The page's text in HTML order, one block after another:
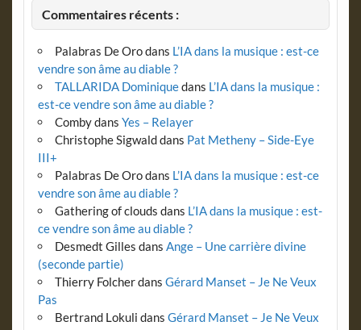
Commentaires récents :
Palabras De Orodans L’IA dans la musique : est-ce
vendre son âme au diable ?
TALLARIDA Dominiquedans L’IA dans la musique :
est-ce vendre son âme au diable ?
Combydans Yes – Relayer
Christophe Sigwalddans Pat Metheny – Side-Eye
III+
Palabras De Orodans L’IA dans la musique : est-ce
vendre son âme au diable ?
Gathering of clouds dans L’IA dans la musique : est-
ce vendre son âme au diable ?
Desmedt Gilles dans Ange – Une carrière divine
(seconde partie)
Thierry Folcherdans Gérard Manset – Je Ne Veux
Pas
Bertrand Lokuli dans Gérard Manset – Je Ne Veux